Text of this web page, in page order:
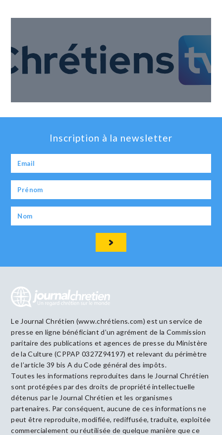
Inscription à la newsletter
Le Journal Chrétien (www.chrétiens.com) est un service de
presse en ligne bénéficiant d’un agrément de la Commission
paritaire des publications et agences de presse du Ministère
de la Culture (CPPAP 0327Z94197) et relevant du périmètre
de l’article 39 bis A du Code général des impôts.
Toutes les informations reproduites dans le Journal Chrétien
sont protégées par des droits de propriété intellectuelle
détenus par le Journal Chrétien et les organismes
partenaires. Par conséquent, aucune de ces informations ne
peut être reproduite, modifiée, rediffusée, traduite, exploitée
commercialement ou réutilisée de quelque manière que ce